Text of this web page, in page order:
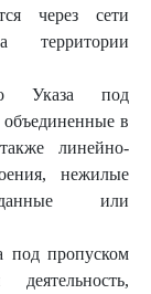
через сети
территории
Указа под
в
линейно-
нежилые
или
под пропуском